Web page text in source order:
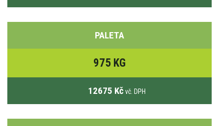
PALETA
975 KG
12675 Kč vč. DPH